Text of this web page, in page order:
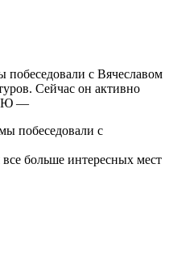
с Вячеславом
Сейчас он активно
—
побеседовали с
больше интересных мест